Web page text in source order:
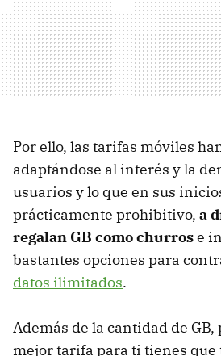
Por ello, las tarifas móviles
adaptándose al interés y la
usuarios y lo que en sus
prácticamente prohibitivo, a
regalan GB como churrose
bastantes opciones para
datos ilimitados.
Además de la cantidad de
mejor tarifa para ti tienes que